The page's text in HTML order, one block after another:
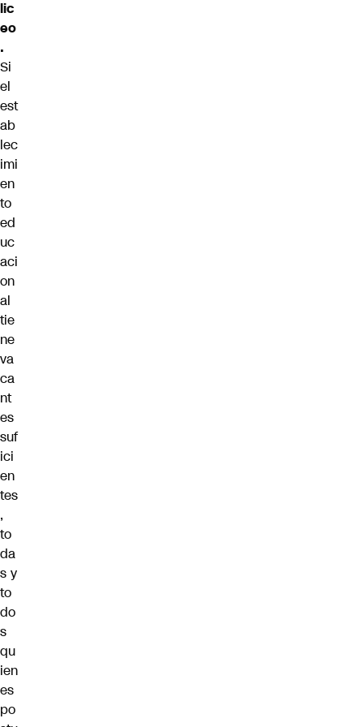
lic
eo
.
Si
el
est
ab
lec
imi
en
to
ed
uc
aci
on
al
tie
ne
va
ca
nt
es
suf
ici
en
tes
,
to
da
s y
to
do
s
qu
ien
es
po